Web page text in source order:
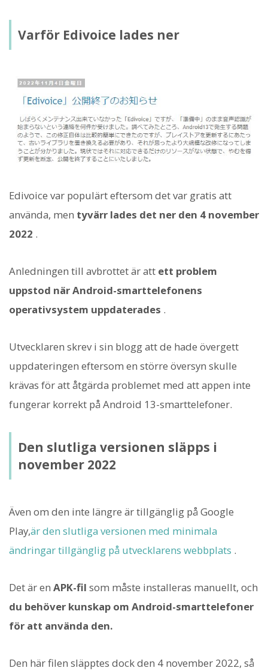
Varför Edivoice lades ner
Edivoice var populärt eftersom det var gratis att
använda, men tyvärr lades det ner den 4 november
2022 .
Anledningen till avbrottet är att ett problem
uppstod när Android-smarttelefonens
operativsystem uppdaterades .
Utvecklaren skrev i sin blogg att de hade övergett
uppdateringen eftersom en större översyn skulle
krävas för att åtgärda problemet med att appen inte
fungerar korrekt på Android 13-smarttelefoner.
Den slutliga versionen släpps i
november 2022
Även om den inte längre är tillgänglig på Google
Play,är den slutliga versionen med minimala
ändringar tillgänglig på utvecklarens webbplats .
Det är en APK-fil som måste installeras manuellt, och
du behöver kunskap om Android-smarttelefoner
för att använda den.
Den här filen släpptes dock den 4 november 2022, så